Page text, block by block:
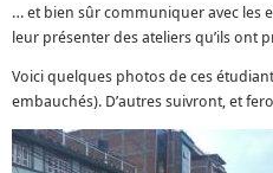
… et bien sûr communiquer avec les
leur présenter des ateliers qu’ils ont
Voici quelques photos de ces
embauchés). D’autres suivront, et